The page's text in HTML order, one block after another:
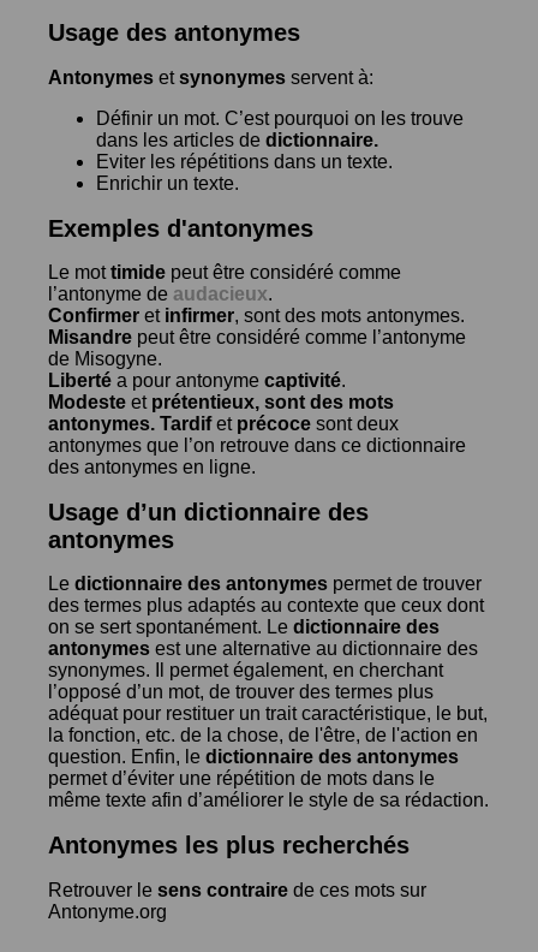
Usage des antonymes
Antonymes etsynonymes servent à:
Définir un mot. C’est pourquoi on les trouve
dans les articles de dictionnaire.
Eviter les répétitions dans un texte.
Enrichir un texte.
Exemples d'antonymes
Le mottimide peut être considéré comme
l’antonyme de audacieux.
Confirmer et infirmer, sont des mots antonymes.
Misandre peut être considéré comme l’antonyme
de Misogyne.
Liberté a pour antonyme captivité.
Modeste et prétentieux, sont des mots
antonymes. Tardifet précoce sont deux
antonymes que l’on retrouve dans ce dictionnaire
des antonymes en ligne.
Usage d’un dictionnaire des
antonymes
Le dictionnaire des antonymes permet de trouver
des termes plus adaptés au contexte que ceux dont
on se sert spontanément. Le dictionnaire des
antonymes est une alternative au dictionnaire des
synonymes. Il permet également, en cherchant
l’opposé d’un mot, de trouver des termes plus
adéquat pour restituer un trait caractéristique, le but,
la fonction, etc. de la chose, de l'être, de l'action en
question. Enfin, le dictionnaire des antonymes
permet d’éviter une répétition de mots dans le
même texte afin d’améliorer le style de sa rédaction.
Antonymes les plus recherchés
Retrouver le sens contraire de ces mots sur
Antonyme.org